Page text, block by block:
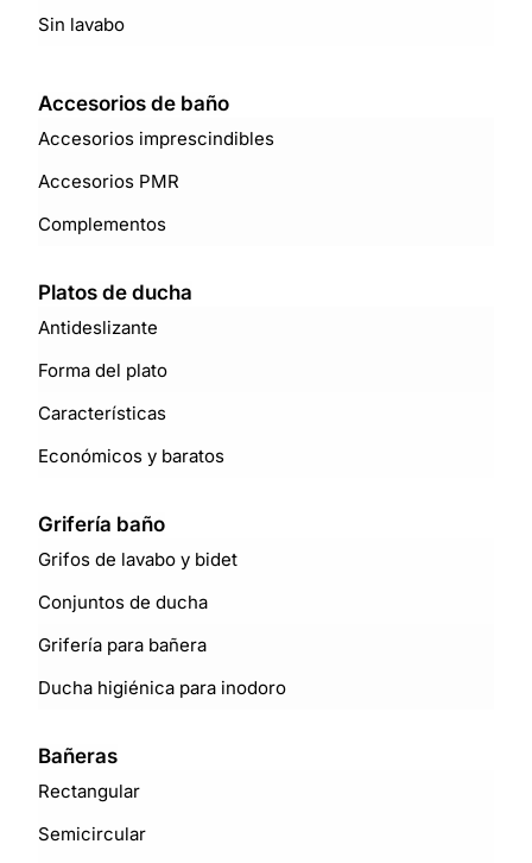
Sin lavabo
Accesorios de baño
Accesorios imprescindibles
Accesorios PMR
Complementos
Platos de ducha
Antideslizante
Forma del plato
Características
Económicos y baratos
Grifería baño
Grifos de lavabo y bidet
Conjuntos de ducha
Grifería para bañera
Ducha higiénica para inodoro
Bañeras
Rectangular
Semicircular